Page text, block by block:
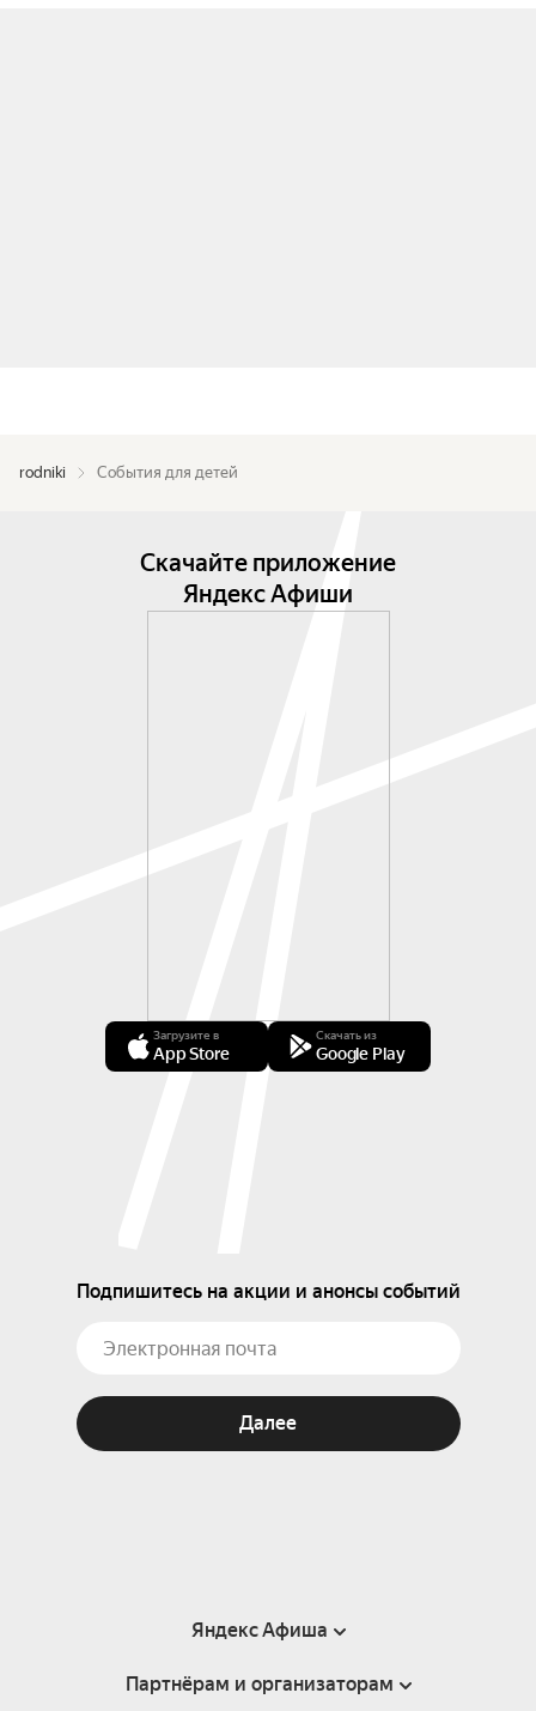
rodniki События для детей
Скачайте приложение
Яндекс Афиши
Загрузите в
App Store
Скачать из
Google Play
Подпишитесь на акции и анонсы событий
Далее
Яндекс Афиша
Справка
Партнёрам и организаторам